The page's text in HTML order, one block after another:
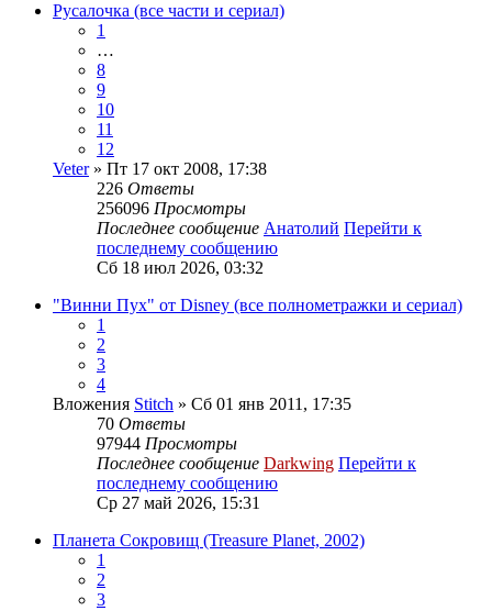
Русалочка (все части и сериал)
1
…
8
9
10
11
12
Veter» Пт 17 окт 2008, 17:38
226 Ответы
256096 Просмотры
Последнее сообщение Анатолий Перейти к
последнему сообщению
Сб 18 июл 2026, 03:32
"Винни Пух" от Disney (все полнометражки и сериал)
1
2
3
4
Вложения Stitch » Сб 01 янв 2011, 17:35
70 Ответы
97944 Просмотры
Последнее сообщение Darkwing Перейти к
последнему сообщению
Ср 27 май 2026, 15:31
Планета Сокровищ (Treasure Planet, 2002)
1
2
3